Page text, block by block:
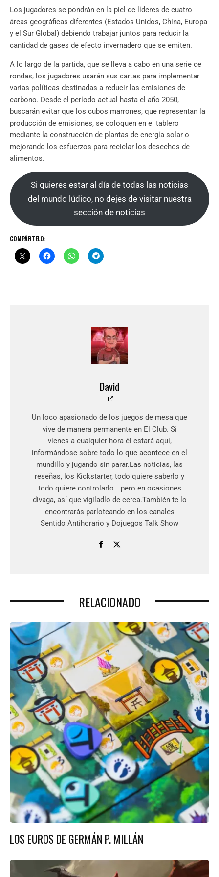
Los jugadores se pondrán en la piel de líderes de cuatro
áreas geográficas diferentes (Estados Unidos, China, Europa
y el Sur Global) debiendo trabajar juntos para reducir la
cantidad de gases de efecto invernadero que se emiten.
A lo largo de la partida, que se lleva a cabo en una serie de
rondas, los jugadores usarán sus cartas para implementar
varias políticas destinadas a reducir las emisiones de
carbono. Desde el período actual hasta el año 2050,
buscarán evitar que los cubos marrones, que representan la
producción de emisiones, se coloquen en el tablero
mediante la construcción de plantas de energía solar o
mejorando los esfuerzos para reciclar los desechos de
alimentos.
Si quieres estar al día de todas las noticias
del mundo lúdico, no dejes de visitar nuestra
sección de noticias
COMPÁRTELO:
David
Un loco apasionado de los juegos de mesa que
vive de manera permanente en El Club. Si
vienes a cualquier hora él estará aquí,
informándose sobre todo lo que acontece en el
mundillo y jugando sin parar.Las noticias, las
reseñas, los Kickstarter, todo quiere saberlo y
todo quiere controlarlo… pero en ocasiones
divaga, así que vigiladlo de cerca.También te lo
encontrarás parloteando en los canales
Sentido Antihorario y Dojuegos Talk Show
RELACIONADO
LOS EUROS DE GERMÁN P. MILLÁN